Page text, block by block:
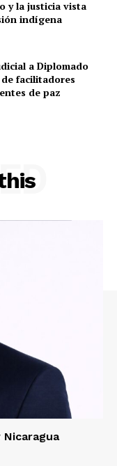
y la justicia vista
indígena
a Diplomado
facilitadores
de paz